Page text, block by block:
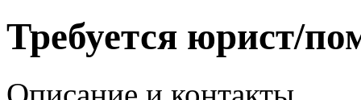
Требуется юрист/